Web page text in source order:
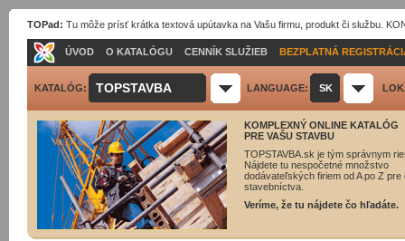
TOPad: Tu môže prísť krátka textová upútavka na Vašu firmu, produkt či službu.
ÚVOD O KATALÓGU CENNÍK SLUŽIEB BEZPLATNÁ
KATALÓG: TOPSTAVBA LANGUAGE: SK
KOMPLEXNÝ ONLINE KATALÓG
PRE VAŠU STAVBU
TOPSTAVBA.sk je tým správnym
Nájdete tu nespočetné množstvo
dodávateľských firiem od A po Z pre
stavebníctva.
Veríme, že tu nájdete čo hľadáte.